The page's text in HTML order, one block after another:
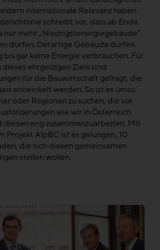
internationale Relevanz haben.
schreibt vor, dass ab Ende
nur mehr „Niedrigstenergiegebäude“
dürfen. Derartige Gebäude dürfen
bis gar keine Energie verbrauchen. Für
ehrgeizigen Ziels sind
für die Bauwirtschaft gefragt, die
entwickelt werden. So ist es umso
oder Regionen zu suchen, die vor
wie wir in Österreich
diesen eng zusammenzuarbeiten. Mit
Projekt AlpBC ist es gelungen, 10
die sich diesen gemeinsamen
stellen wollen.